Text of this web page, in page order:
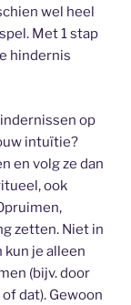
wel heel
Met 1 stap
hindernis
op
intuïtie?
en volg ze dan
ook
zetten. Niet in
kun je alleen
(bijv. door
dat). Gewoon